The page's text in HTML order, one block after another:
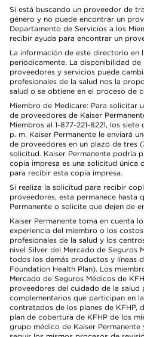
Si está buscando un proveedor de
género y no puede encontrar un
Departamento de Servicios a los
recibir ayuda para encontrar un
La información de este directorio en
periódicamente. La disponibilidad de
proveedores y servicios puede
profesionales de la salud nos la
salud o se obtiene en el proceso de
Miembro de Medicare: Para solicitar
de proveedores de Kaiser
Miembros al 1-877-221-8221, los
p. m. Kaiser Permanente le enviará
de proveedores en un plazo de tres
solicitud. Kaiser Permanente podría
copia impresa es una solicitud única
para recibir esta copia impresa.
Si realiza la solicitud para recibir
proveedores, esta permanece hasta
Permanente o solicite que dejen de
Kaiser Permanente toma en cuenta
experiencia del miembro o los
profesionales de la salud y los
nivel Silver del Mercado de Seguros
todos los demás productos y líneas
Foundation Health Plan). Los
Mercado de Seguros Médicos de
proveedores del cuidado de la salud
complementarios que participan en
contratados de los planes de KFHP,
plan de cobertura de KFHP de los
grupo médico de Kaiser